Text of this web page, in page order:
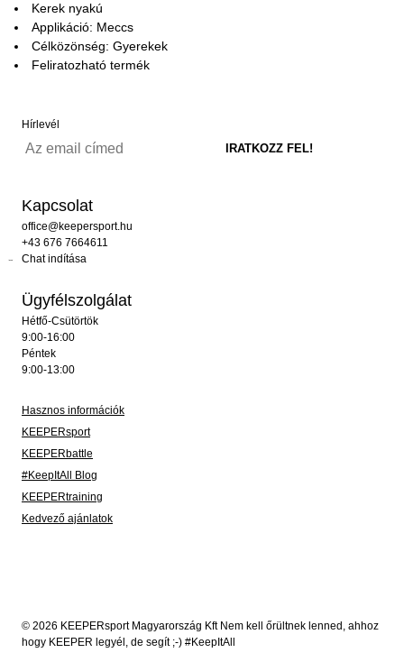
Kerek nyakú
Applikáció: Meccs
Célközönség: Gyerekek
Feliratozható termék
Hírlevél
Kapcsolat
office@keepersport.hu
+43 676 7664611
Chat indítása
Ügyfélszolgálat
Hétfő-Csütörtök
9:00-16:00
Péntek
9:00-13:00
Hasznos információk
KEEPERsport
KEEPERbattle
#KeepItAll Blog
KEEPERtraining
Kedvező ajánlatok
© 2026 KEEPERsport Magyarország Kft Nem kell őrültnek lenned, ahhoz
hogy KEEPER legyél, de segít ;-) #KeepItAll